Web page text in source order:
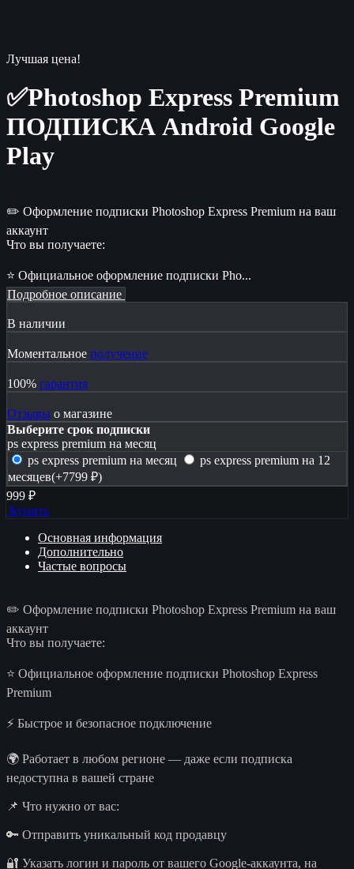
Лучшая цена!
✅Photoshop Express Premium
ПОДПИСКА Android Google
Play
✏️ Оформление подписки Photoshop Express Premium на ваш
аккаунт
Что вы получаете:
⭐ Официальное оформление подписки Pho...
Подробное описание
В наличии
Моментальное получение
100% гарантия
Отзывы о магазине
Выберите срок подписки
ps express premium на месяц
ps express premium на месяц
ps express premium на 12
месяцев(+7799 ₽)
999 ₽
Купить
Основная информация
Дополнительно
Частые вопросы
✏️ Оформление подписки Photoshop Express Premium на ваш
аккаунт
Что вы получаете:
⭐ Официальное оформление подписки Photoshop Express
Premium
⚡ Быстрое и безопасное подключение
🌍 Работает в любом регионе — даже если подписка
недоступна в вашей стране
📌 Что нужно от вас:
🔑 Отправить уникальный код продавцу
🔐 Указать логин и пароль от вашего Google-аккаунта, на